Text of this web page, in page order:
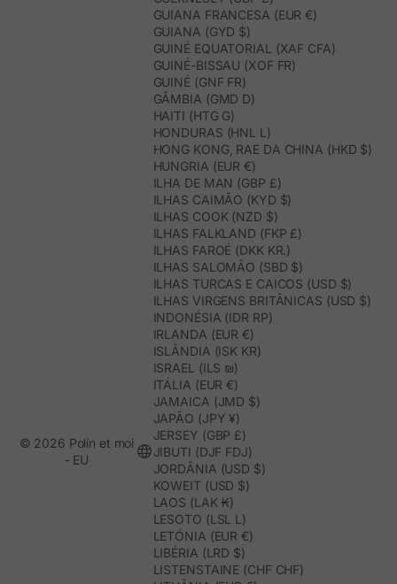
GUIANA FRANCESA (EUR €)
GUIANA (GYD $)
GUINÉ EQUATORIAL (XAF CFA)
GUINÉ-BISSAU (XOF FR)
GUINÉ (GNF FR)
GÂMBIA (GMD D)
HAITI (HTG G)
HONDURAS (HNL L)
HONG KONG, RAE DA CHINA (HKD $)
HUNGRIA (EUR €)
ILHA DE MAN (GBP £)
ILHAS CAIMÃO (KYD $)
ILHAS COOK (NZD $)
ILHAS FALKLAND (FKP £)
ILHAS FAROÉ (DKK KR.)
ILHAS SALOMÃO (SBD $)
ILHAS TURCAS E CAICOS (USD $)
ILHAS VIRGENS BRITÂNICAS (USD $)
INDONÉSIA (IDR RP)
IRLANDA (EUR €)
ISLÂNDIA (ISK KR)
ISRAEL (ILS ₪)
ITÁLIA (EUR €)
JAMAICA (JMD $)
JAPÃO (JPY ¥)
JERSEY (GBP £)
JIBUTI (DJF FDJ)
JORDÂNIA (USD $)
KOWEIT (USD $)
LAOS (LAK ₭)
LESOTO (LSL L)
LETÓNIA (EUR €)
LIBÉRIA (LRD $)
LISTENSTAINE (CHF CHF)
© 2026 Polín et moi
- EU